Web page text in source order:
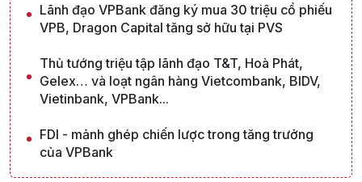
Lãnh đạo VPBank đăng ký mua 30 triệu cổ phiếu
VPB, Dragon Capital tăng sở hữu tại PVS
Thủ tướng triệu tập lãnh đạo T&T, Hoà Phát,
Gelex… và loạt ngân hàng Vietcombank, BIDV,
Vietinbank, VPBank...
FDI - mảnh ghép chiến lược trong tăng trưởng
của VPBank